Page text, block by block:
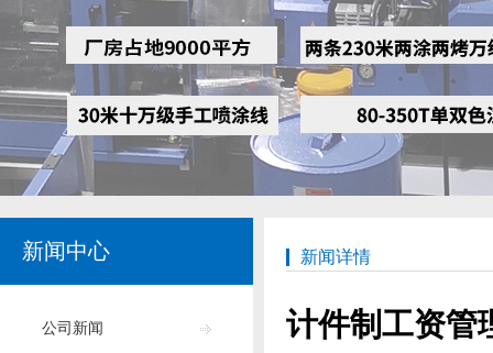
新闻中心
公司新闻
新闻详情
计件制工资管